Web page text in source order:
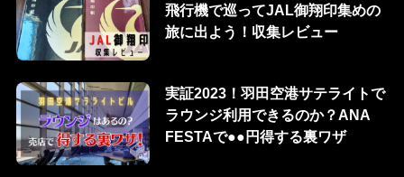
飛行機で巡ってJAL御翔印集めの
旅に出よう！収集レビュー
実証2023！羽田空港サテライトで
ラウンジ利用できるのか？ANA
FESTAで●●円得する裏ワザ